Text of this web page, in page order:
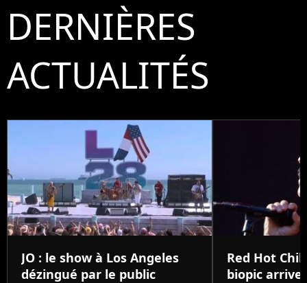
DERNIÈRES
ACTUALITÉS
JO : le show à Los Angeles
dézingué par le public
Red Hot
biopic arrive